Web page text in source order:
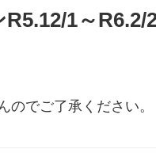
1～R6.2/
でご了承ください。